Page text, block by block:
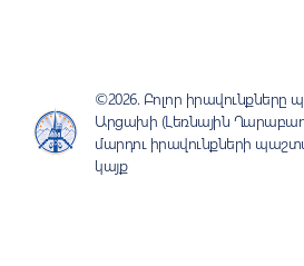
©2026. Բոլոր
Արցախի (Լեռնային
մարդու իրավունքների
կայք